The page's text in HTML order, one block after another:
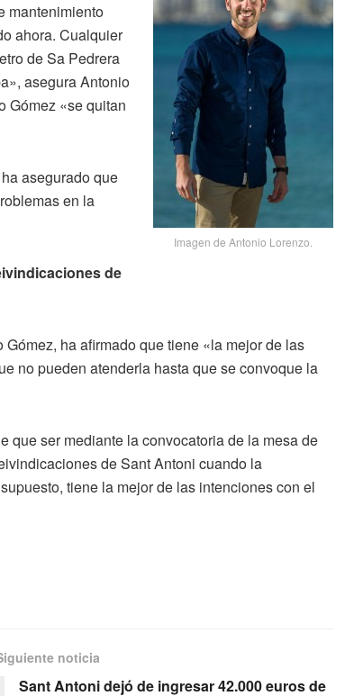
Imagen de Antonio Lorenzo.
mantenimiento
ahora. Cualquier
de Sa Pedrera
asegura Antonio
Gómez «se quitan
asegurado que
en la
de
ha afirmado que tiene «la mejor de las
no pueden atenderla hasta que se convoque la
que ser mediante la convocatoria de la mesa de
de Sant Antoni cuando la
tiene la mejor de las intenciones con el
noticia
Sant Antoni dejó de ingresar 42.000 euros de